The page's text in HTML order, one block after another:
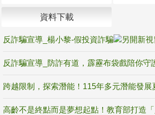
資料下載
反詐騙宣導_楊小黎-假投資詐騙